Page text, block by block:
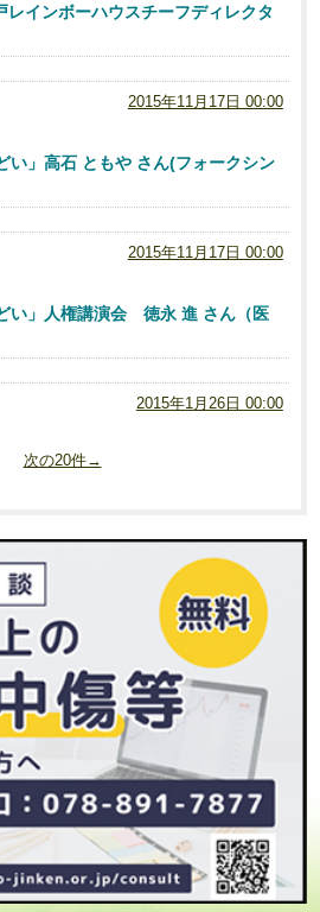
レインボーハウスチーフディレクタ
2015年11月17日 00:00
い」高石 ともや さん(フォークシン
2015年11月17日 00:00
い」人権講演会 徳永 進 さん（医
2015年1月26日 00:00
次の20件→